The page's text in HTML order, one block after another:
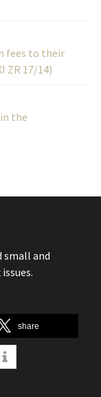
fees to their
ZR 17/14)
the
small and
share